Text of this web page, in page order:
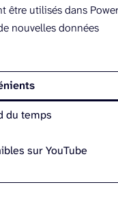
être utilisés dans
nouvelles données
du temps
sur YouTube